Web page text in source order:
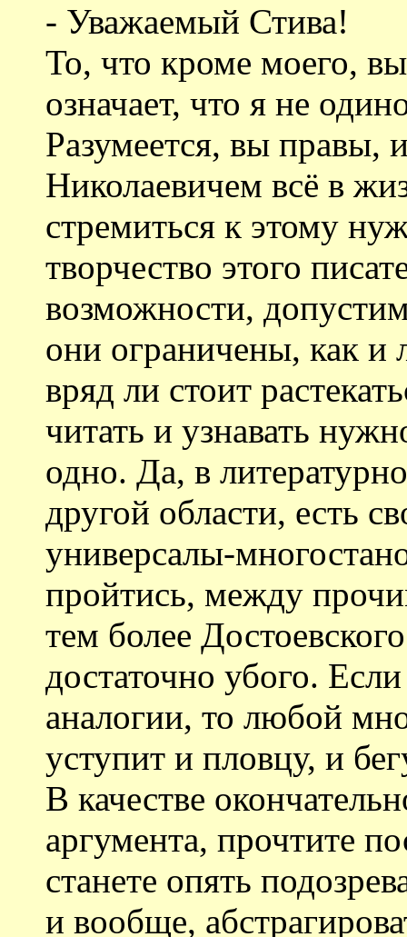
- Уважаемый Стива!
То, что кроме моего,
означает, что я не
Разумеется, вы правы,
Николаевичем всё в
стремиться к этому
творчество этого
возможности,
они ограничены, как и
вряд ли стоит
читать и узнавать
одно. Да, в
другой области, есть
универсалы-
пройтись, между
тем более
достаточно убого.
аналогии, то любой
уступит и пловцу, и
В качестве
аргумента, прочтите
станете опять
и вообще,